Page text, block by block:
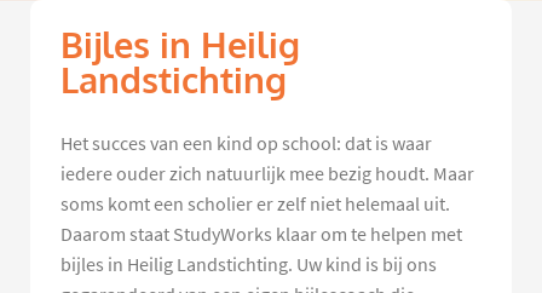
Bijles in Heilig
Landstichting
Het succes van een kind op school: dat is waar
iedere ouder zich natuurlijk mee bezig houdt. Maar
soms komt een scholier er zelf niet helemaal uit.
Daarom staat StudyWorks klaar om te helpen met
bijles in Heilig Landstichting. Uw kind is bij ons